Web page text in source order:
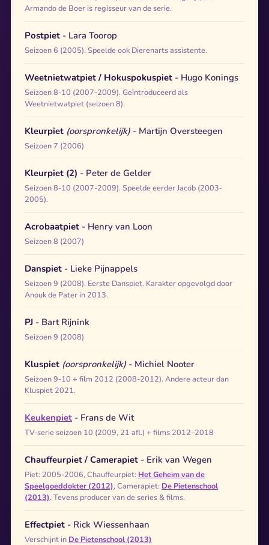
Armando de Boer is regisseur van de serie.
Postpiet - Lara Toorop
Seizoen 6 (2005). Speelde ook Dierenarts assistente.
Weetnietwatpiet / Hokuspokuspiet - Hugo Konings
Seizoen 8-10 (2007-2009). Geïntroduceerd als
Weetnietwatpiet (seizoen 8).
Kleurpiet (oorspronkelijk) - Martijn Oversteegen
Seizoen 7 (2006)
Kleurpiet (2) - Peter de Gelder
Seizoen 8-10 (2007-2009). Speelde eerder Jacob (2003-
2005).
Acrobaatpiet - Henry van Loon
Seizoen 8 (2007)
Danspiet - Lieke Pijnappels
Seizoen 9 (2008). Eerste Danspiet. Karakter opgevolgd door
Anouk de Pater in 2013.
PJ - Bart Rijnink
Seizoen 9 (2008)
Kluspiet (oorspronkelijk) - Michiel Nooter
Seizoen 9-10 + film 2012 (2008-2012). Andere acteur dan
Kluspiet 2021.
Keukenpiet - Frans de Wit
TV-serie seizoen 10 (2009, 21 afl.) + films 2012–2018
Chauffeurpiet / Camerapiet - Erik van Wegen
Piet: 2005-2006, Chauffeurpiet: Het Geheim van de
Speelgoeddokter (2012), Camerapiet: De Pietenschool
(2013). Tevens producer van de series & films.
Effectpiet - Rick Wiessenhaan
Verschijnt in De Pietenschool (2013)